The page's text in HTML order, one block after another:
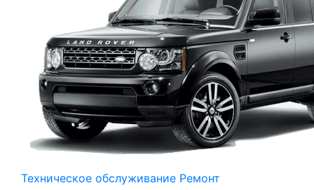
Техническое обслуживание Ремонт